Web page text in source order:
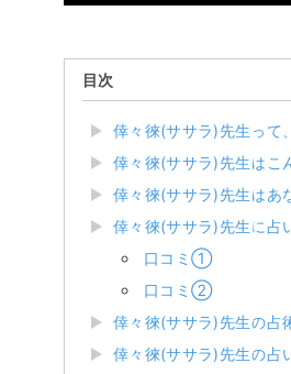
目次
倖々徠(ササラ)先生って
倖々徠(ササラ)先生はこ
倖々徠(ササラ)先生はあ
倖々徠(ササラ)先生に占
口コミ①
口コミ②
倖々徠(ササラ)先生の占
倖々徠(ササラ)先生の占